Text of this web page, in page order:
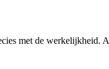
met de werkelijkheid.